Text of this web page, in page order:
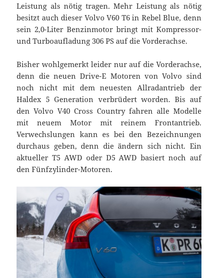
Leistung als nötig tragen. Mehr Leistung als nötig
besitzt auch dieser Volvo V60 T6 in Rebel Blue, denn
sein 2,0-Liter Benzinmotor bringt mit Kompressor-
und Turboaufladung 306 PS auf die Vorderachse.
Bisher wohlgemerkt leider nur auf die Vorderachse,
denn die neuen Drive-E Motoren von Volvo sind
noch nicht mit dem neuesten Allradantrieb der
Haldex 5 Generation verbrüdert worden. Bis auf
den Volvo V40 Cross Country fahren alle Modelle
mit neuem Motor mit reinem Frontantrieb.
Verwechslungen kann es bei den Bezeichnungen
durchaus geben, denn die ändern sich nicht. Ein
aktueller T5 AWD oder D5 AWD basiert noch auf
den Fünfzylinder-Motoren.